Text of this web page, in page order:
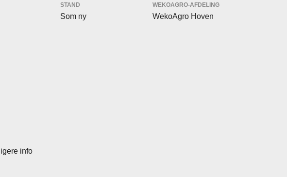
STAND
Som ny
WEKOAGRO-AFDELING
WekoAgro Hoven
info